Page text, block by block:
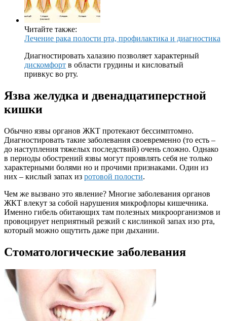
Читайте также:
Лечение рака полости рта, профилактика и диагностика
Диагностировать халазию позволяет характерный
дискомфорт в области грудины и кисловатый
привкус во рту.
Язва желудка и двенадцатиперстной
кишки
Обычно язвы органов ЖКТ протекают бессимптомно.
Диагностировать такие заболевания своевременно (то есть –
до наступления тяжелых последствий) очень сложно. Однако
в периоды обострений язвы могут проявлять себя не только
характерными болями но и прочими признаками. Один из
них – кислый запах из ротовой полости.
Чем же вызвано это явление? Многие заболевания органов
ЖКТ влекут за собой нарушения микрофлоры кишечника.
Именно гибель обитающих там полезных микроорганизмов и
провоцирует неприятный резкий с кислинкой запах изо рта,
который можно ощутить даже при дыхании.
Стоматологические заболевания